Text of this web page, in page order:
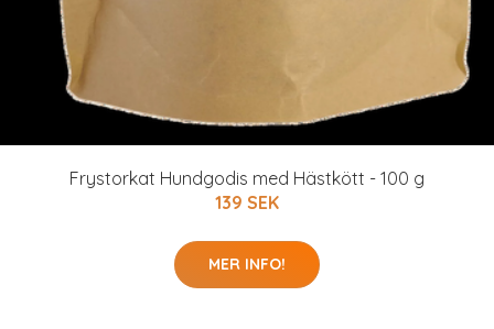
Frystorkat Hundgodis med Hästkött - 100 g
139 SEK
MER INFO!